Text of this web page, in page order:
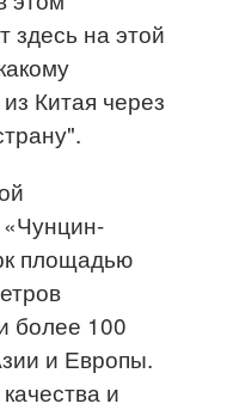
здесь на этой
Китая через
площадью
более 100
и Европы.
и